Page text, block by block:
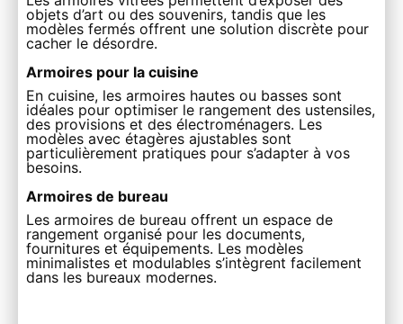
objets d’art ou des souvenirs, tandis que les
modèles fermés offrent une solution discrète pour
cacher le désordre.
Armoires pour la cuisine
En cuisine, les armoires hautes ou basses sont
idéales pour optimiser le rangement des ustensiles,
des provisions et des électroménagers. Les
modèles avec étagères ajustables sont
particulièrement pratiques pour s’adapter à vos
besoins.
Armoires de bureau
Les armoires de bureau offrent un espace de
rangement organisé pour les documents,
fournitures et équipements. Les modèles
minimalistes et modulables s’intègrent facilement
dans les bureaux modernes.